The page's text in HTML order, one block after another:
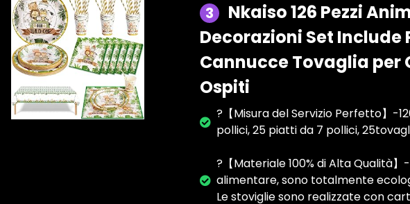
3
Nkaiso 126 Pezzi
Decorazioni Set
Cannucce Tovaglia
Ospiti
?【Misura del Servizio Perfetto】-
pollici, 25 piatti da 7 pollici,
?【Materiale 100% di Alta Qualità
alimentare, sono totalmente
Le stoviglie sono realizzate con